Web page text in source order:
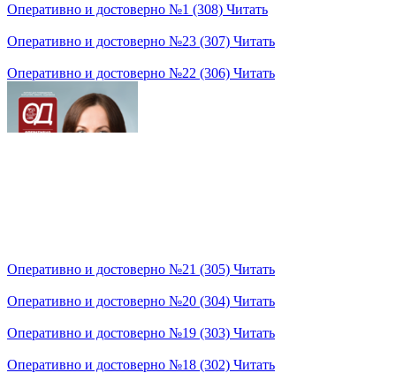
Оперативно и достоверно №1 (308) Читать
Оперативно и достоверно №23 (307) Читать
Оперативно и достоверно №22 (306) Читать
Оперативно и достоверно №21 (305) Читать
Оперативно и достоверно №20 (304) Читать
Оперативно и достоверно №19 (303) Читать
Оперативно и достоверно №18 (302) Читать